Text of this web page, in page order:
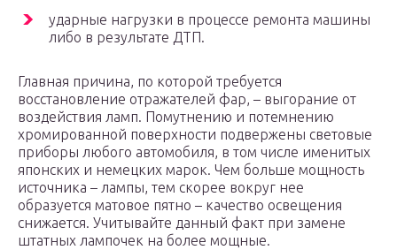
ударные нагрузки в процессе ремонта машины
либо в результате ДТП.
Главная причина, по которой требуется
восстановление отражателей фар, – выгорание от
воздействия ламп. Помутнению и потемнению
хромированной поверхности подвержены световые
приборы любого автомобиля, в том числе именитых
японских и немецких марок. Чем больше мощность
источника – лампы, тем скорее вокруг нее
образуется матовое пятно – качество освещения
снижается. Учитывайте данный факт при замене
штатных лампочек на более мощные.